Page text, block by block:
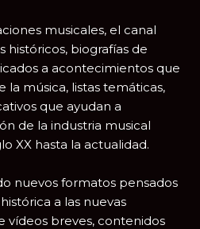
musicales, el canal
biografías de
a acontecimientos que
la música, listas temáticas,
que ayudan a
de la industria musical
XX hasta la actualidad.
nuevos formatos pensados
a las nuevas
vídeos breves, contenidos